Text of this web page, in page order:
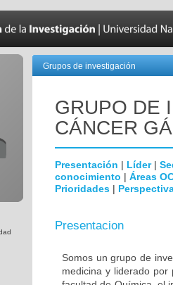
Grupos de investigación
GRUPO DE
CÁNCER
Presentación | Líder|
conocimiento | Áreas
Prioridades |
Presentacion
Somos un grupo de
medicina y liderado por